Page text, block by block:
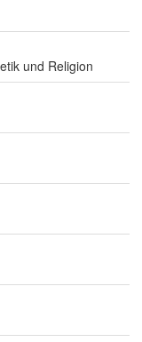
und Religion